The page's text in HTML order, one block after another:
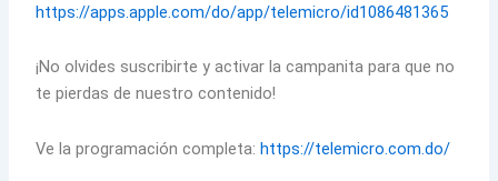
https://apps.apple.com/do/app/telemicro/id1086481365
¡No olvides suscribirte y activar la campanita para que no
te pierdas de nuestro contenido!
Ve la programación completa:https://telemicro.com.do/